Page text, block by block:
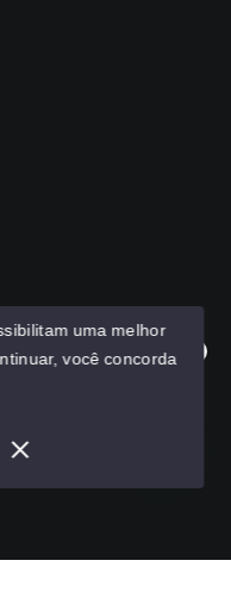
podemos ajudar?
- Todos os direitos
uma melhor
você concorda